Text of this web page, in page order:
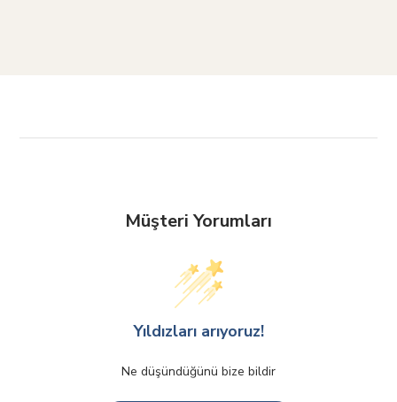
Müşteri Yorumları
Yıldızları arıyoruz!
Ne düşündüğünü bize bildir